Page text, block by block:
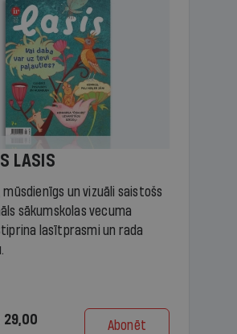
LASIS
mūsdienīgs un vizuāli saistošs
sākumskolas vecuma
lasītprasmi un rada
Abonēt